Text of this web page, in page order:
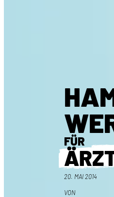
FÜR
20. MAI 2014
VON